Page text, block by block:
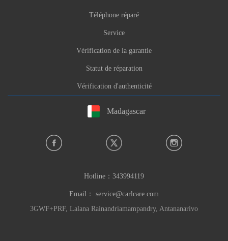
Téléphone réparé
Service
Vérification de la garantie
Statut de réparation
Vérification d'authenticité
Madagascar
Hotline： 343994119
Email： service@carlcare.com
3GWF+PRF, Lalana Rainandriamampandry, Antananarivo